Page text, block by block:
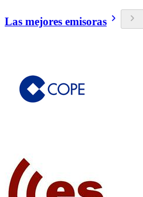
Las mejores emisoras